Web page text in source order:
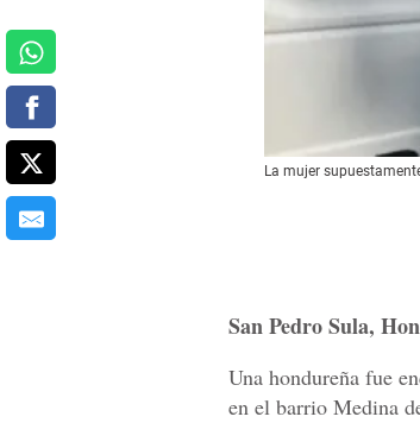
La mujer
San Pedro Sula,
Una hondureña fue
en el barrio Medina